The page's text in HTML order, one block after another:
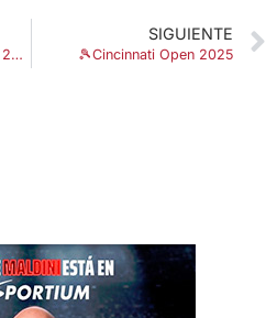
⚽ Mundial de Clubes FIFA 2025
SIGUIENTE
🎾Cincinnati Open 2025